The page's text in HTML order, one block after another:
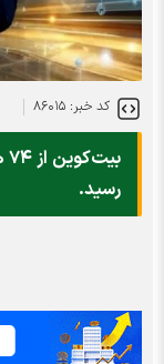
کد خبر: ۸۶۰۱۵
رسید.